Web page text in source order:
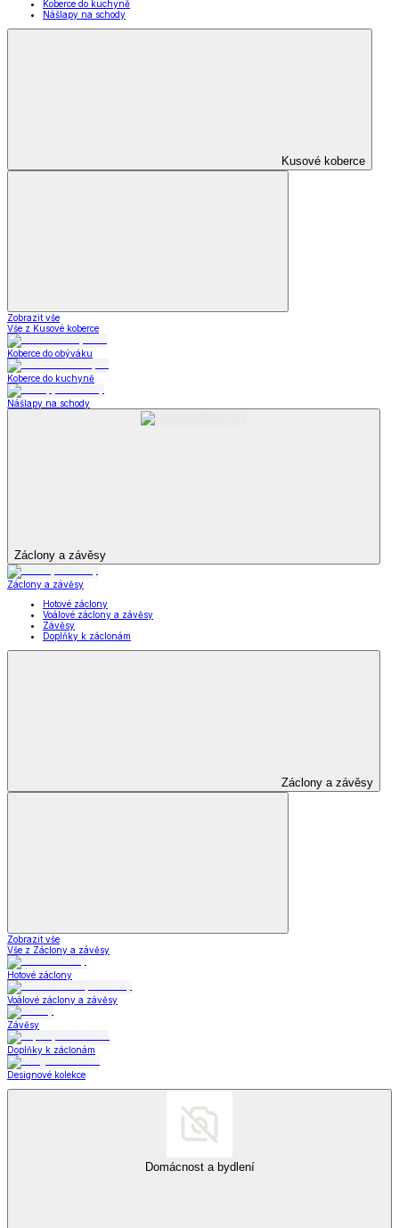
Koberce do kuchyně
Nášlapy na schody
Kusové koberce
Zobrazit vše
Vše z Kusové koberce
Koberce do obýváku
Koberce do kuchyně
Nášlapy na schody
Záclony a závěsy
Záclony a závěsy
Hotové záclony
Voálové záclony a závěsy
Závěsy
Doplňky k záclonám
Záclony a závěsy
Zobrazit vše
Vše z Záclony a závěsy
Hotové záclony
Voálové záclony a závěsy
Závěsy
Doplňky k záclonám
Designové kolekce
Domácnost a bydlení